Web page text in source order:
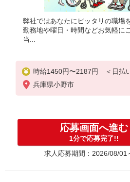
弊社ではあなたにピッタリの職場
勤務地や曜日・時間などお気軽に
当...
時給1450円〜2187円 ＜日払
全支給(ガソリン代含む)＞
兵庫県小野市
応募画面へ進む
1分で応募完了!!
求人応募期間：2026/08/01